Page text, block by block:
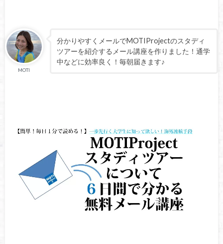
MOTI
分かりやすくメールでMOTIProjectのスタディ
ツアーを紹介するメール講座を作りました！通学
中などに効率良く！毎朝届きます♪